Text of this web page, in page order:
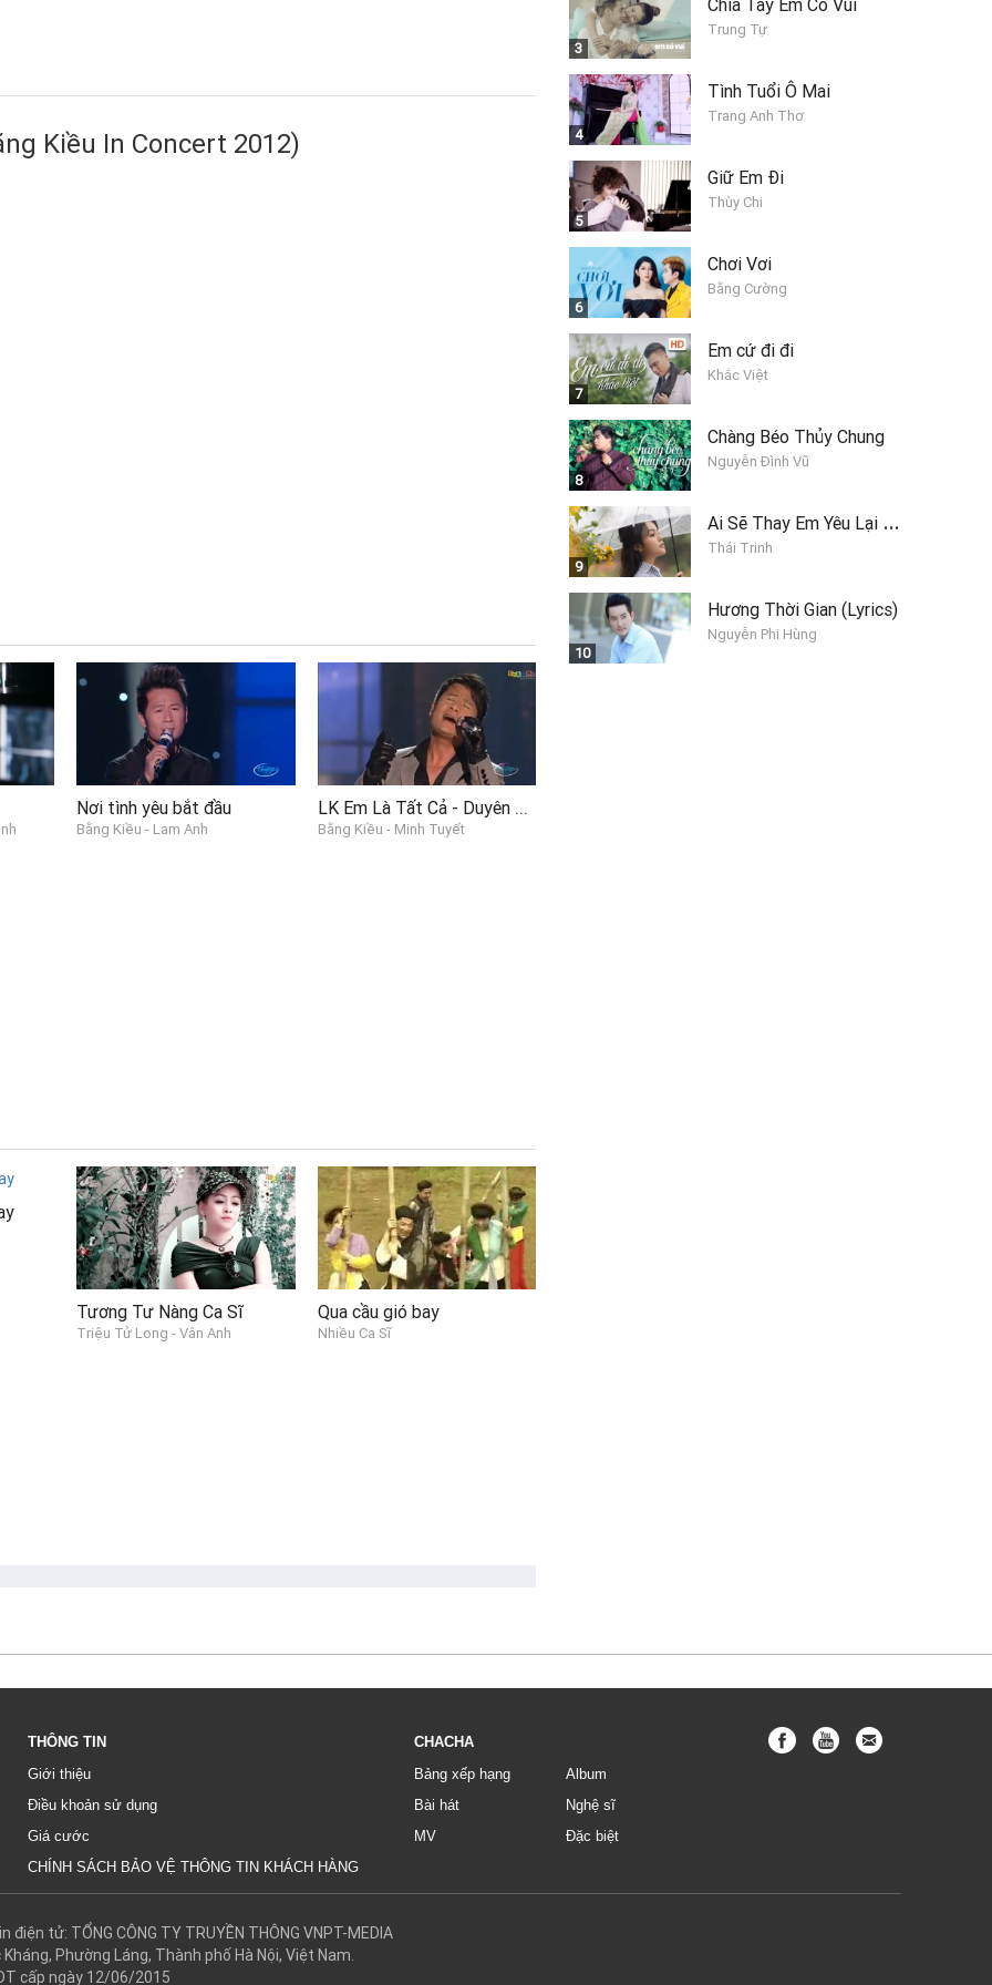
Kiều In Concert 2012)
Nơi tình yêu bắt đầu
Bằng Kiều - Lam Anh
LK Em Là Tất Cả - Duyên Kiếp - Cỏ Úa
Bằng Kiều - Minh Tuyết
Tương Tư Nàng Ca Sĩ
Triệu Tử Long - Vân Anh
Qua cầu gió bay
Nhiều Ca Sĩ
3
Chia Tay Em Có Vui
Trung Tự
4
Tình Tuổi Ô Mai
Trang Anh Thơ
5
Giữ Em Đi
Thùy Chi
6
Chơi Vơi
Bằng Cường
7
Em cứ đi đi
Khắc Việt
8
Chàng Béo Thủy Chung
Nguyễn Đình Vũ
9
A
i Sẽ Thay Em Yêu Lại Anh
Thái Trinh
10
Hương Thời Gian (Lyrics)
Nguyễn Phi Hùng
THÔNG TIN
Giới thiệu
Điều khoản sử dụng
Giá cước
CHÍNH SÁCH BẢO VỆ THÔNG TIN KHÁCH HÀNG
CHACHA
Bảng xếp hạng
Bài hát
MV
Album
Nghệ sĩ
Đặc biệt
tử: TỔNG CÔNG TY TRUYỀN THÔNG VNPT-MEDIA
Phường Láng, Thành phố Hà Nội, Việt Nam.
cấp ngày 12/06/2015